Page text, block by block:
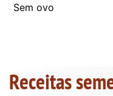
Sem ovo
Receitas